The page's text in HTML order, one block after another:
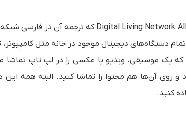
Digital Living Network که ترجمه آن در فارسی شبکه
دستگاه‌های دیجیتال موجود در خانه مثل کامپیوتر،
که یک موسیقی، ویدیو یا عکسی را در لپ تاپ تماشا
کنید.